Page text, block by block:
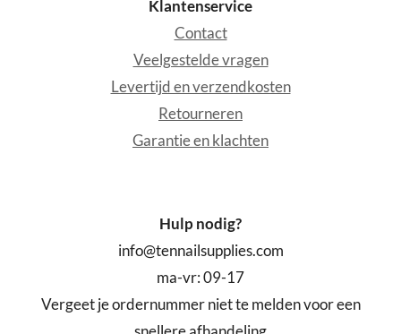
Klantenservice
Contact
Veelgestelde vragen
Levertijd en verzendkosten
Retourneren
Garantie en klachten
Hulp nodig?
info@tennailsupplies.com
ma-vr: 09-17
Vergeet je ordernummer niet te melden voor een